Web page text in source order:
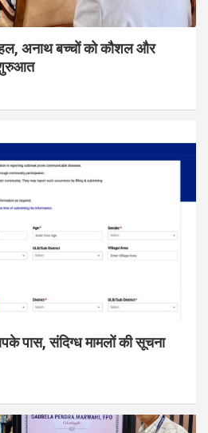
अनाथ बच्चों को कौशल और
शुरुआत
पास, संदिग्ध मामलों की सूचना